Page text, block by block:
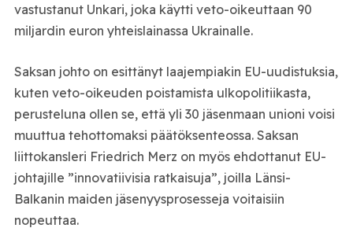
vastustanut Unkari, joka käytti veto-oikeuttaan 90
miljardin euron yhteislainassa Ukrainalle.
Saksan johto on esittänyt laajempiakin EU-uudistuksia,
kuten veto-oikeuden poistamista ulkopolitiikasta,
perusteluna ollen se, että yli 30 jäsenmaan unioni voisi
muuttua tehottomaksi päätöksenteossa. Saksan
liittokansleri Friedrich Merz on myös ehdottanut EU-
johtajille ”innovatiivisia ratkaisuja”, joilla Länsi-
Balkanin maiden jäsenyysprosesseja voitaisiin
nopeuttaa.